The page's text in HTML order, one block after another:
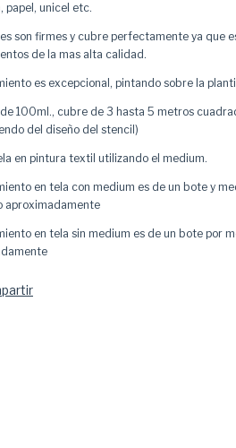
papel, unicel etc.
son firmes y cubre perfectamente ya que
de la mas alta calidad.
es excepcional, pintando sobre la
100ml., cubre de 3 hasta 5 metros
del diseño del stencil)
en pintura textil utilizando el medium.
en tela con medium es de un bote y
aproximadamente
en tela sin medium es de un bote por